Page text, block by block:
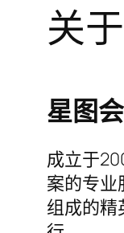
关
星图
成立于
案的专业
组成的精